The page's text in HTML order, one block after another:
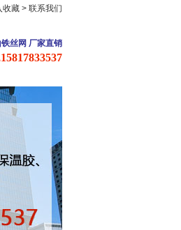
收藏 > 联系我们
丝网 厂家直销